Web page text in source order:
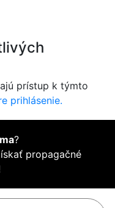
prístup k týmto
prihlásenie.
?
propagačné